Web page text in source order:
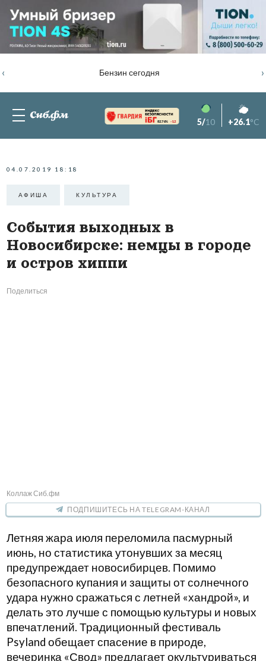
Бензин сегодня
‹ ›
82.76% -1.2 5/10 +26.1°C
04.07.2019 18:18
АФИША КУЛЬТУРА
События выходных в
Новосибирске: немцы в городе
и остров хиппи
Поделиться
Коллаж Сиб.фм
ПОДПИШИТЕСЬ НА TELEGRAM-КАНАЛ
Летняя жара июля переломила пасмурный
июнь, но статистика утонувших за месяц
предупреждает новосибирцев. Помимо
безопасного купания и защиты от солнечного
удара нужно сражаться с летней «хандрой», и
делать это лучше с помощью культуры и новых
впечатлений. Традиционный фестиваль
Psyland обещает спасение в природе,
вечеринка «Свод» предлагает окультуриваться